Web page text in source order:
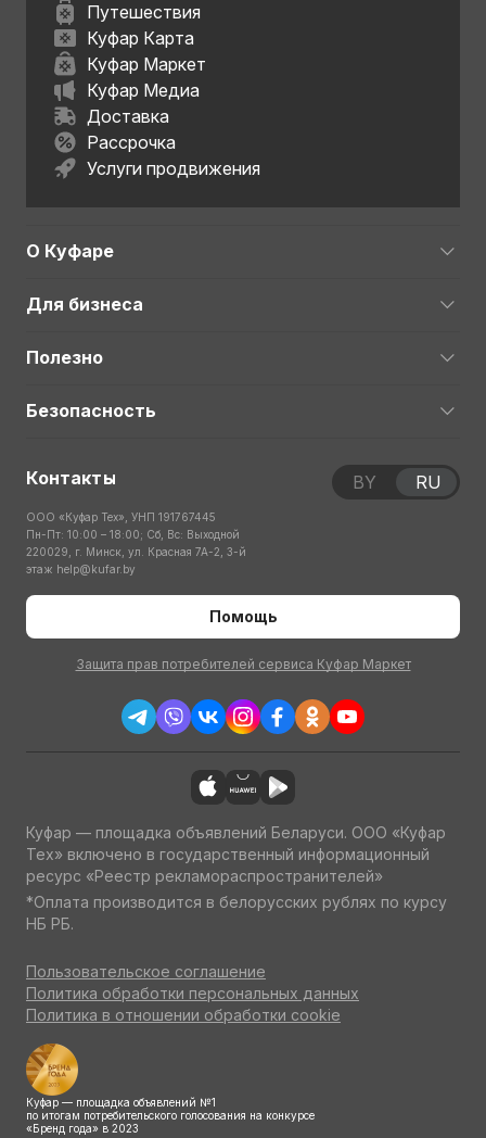
Путешествия
Куфар Карта
Куфар Маркет
Куфар Медиа
Доставка
Рассрочка
Услуги продвижения
О Куфаре
Для бизнеса
Полезно
Безопасность
Контакты
ООО «Куфар Тех», УНП 191767445
Пн-Пт: 10:00 – 18:00; Сб, Вс: Выходной
220029, г. Минск, ул. Красная 7А-2, 3-й
этаж help@kufar.by
Помощь
Защита прав потребителей сервиса Куфар Маркет
BY RU
Куфар — площадка объявлений Беларуси. ООО «Куфар
Тех» включено в государственный информационный
ресурс «Реестр рекламораспространителей»
*Оплата производится в белорусских рублях по курсу
НБ РБ.
Пользовательское соглашение
Политика обработки персональных данных
Политика в отношении обработки cookie
Куфар — площадка объявлений №1
по итогам потребительского голосования на конкурсе
«Бренд года» в 2023